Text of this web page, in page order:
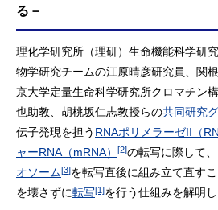
る－
理化学研究所（理研）生命機能科学研
物学研究チームの江原晴彦研究員、関
京大学定量生命科学研究所クロマチン
也助教、胡桃坂仁志教授らの共同研究
伝子発現を担う RNAポリメラーゼII（
ャーRNA（mRNA）
[2]の転写に際して
オソーム[3]を転写直後に組み立て直すこ
を壊さずに転写[1]を行う仕組みを解明し